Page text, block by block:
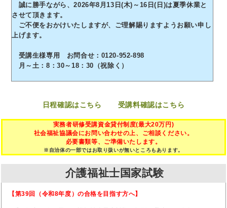
誠に勝手ながら、2026年8月13日(木)～16日(日)は夏季休業と
させて頂きます。
ご不便をおかけいたしますが、ご理解賜りますようお願い申し
上げます。
受講生様専用 お問合せ：0120-952-898
月～土：8：30～18：30（祝除く）
日程確認はこちら 受講料確認はこちら
実務者研修受講資金貸付制度(最大20万円)
社会福祉協議会にお問い合わせの上、ご相談ください。
必要書類等、ご準備いたします。
※自治体の一部ではお取り扱いが無いところもあります。
介護福祉士国家試験
【第39回（令和8年度）の合格を目指す方へ】